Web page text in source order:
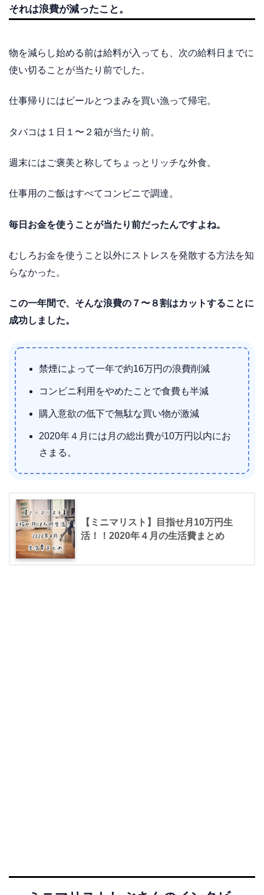
それは浪費が減ったこと。
物を減らし始める前は給料が入っても、次の給料日までに
使い切ることが当たり前でした。
仕事帰りにはビールとつまみを買い漁って帰宅。
タバコは１日１〜２箱が当たり前。
週末にはご褒美と称してちょっとリッチな外食。
仕事用のご飯はすべてコンビニで調達。
毎日お金を使うことが当たり前だったんですよね。
むしろお金を使うこと以外にストレスを発散する方法を知
らなかった。
この一年間で、そんな浪費の７〜８割はカットすることに
成功しました。
禁煙によって一年で約16万円の浪費削減
コンビニ利用をやめたことで食費も半減
購入意欲の低下で無駄な買い物が激減
2020年４月には月の総出費が10万円以内にお
さまる。
【ミニマリスト】目指せ月10万円生
活！！2020年４月の生活費まとめ